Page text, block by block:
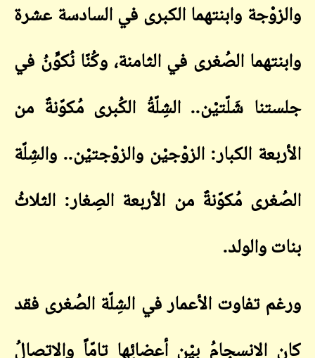
والزوْجة وابنتهما الكبرى في السادسة عشرة
وابنتهما الصُغرى في الثامنة، وكُنّا نُكوِّنُ في
جلستنا شَلّتيْن.. الشِلّةُ الكُبرى مُكوّنةٌ من
الأربعة الكبار: الزوْجيْن والزوْجتيْن.. والشِلّة
الصُغرى مُكوّنةٌ من الأربعة الصِغار: الثلاثُ
بنات والولد.
ورغم تفاوت الأعمار في الشِلّة الصُغرى فقد